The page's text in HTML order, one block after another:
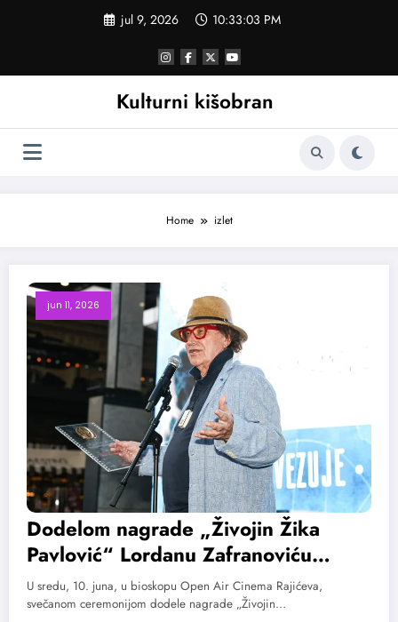
jul 9, 2026 10:33:04 PM
Kulturni kišobran
Home izlet
jun 11, 2026
Dodelom nagrade „Živojin Žika
Pavlović“ Lordanu Zafranoviću
svečano otvoren 2. Balkanski festival
filmske režije
U sredu, 10. juna, u bioskopu Open Air Cinema Rajićeva,
svečanom ceremonijom dodele nagrade „Živojin…